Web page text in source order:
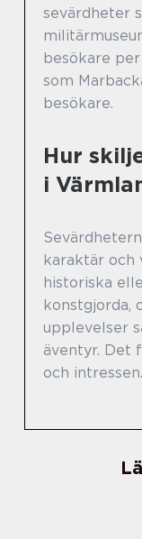
sevärdheter
besökare
som
besökare.
Hur
i
karaktär och
historiska
konstgjorda,
upplevelser
äventyr. Det
och intressen.